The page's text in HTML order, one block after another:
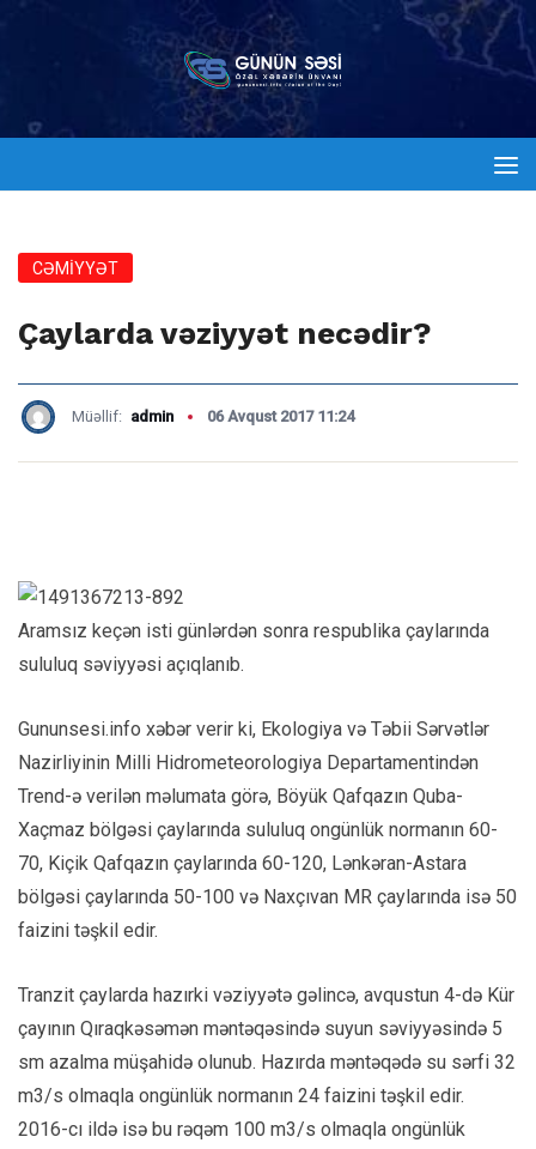
CƏMİYYƏT
Çaylarda vəziyyət necədir?
Müəllif: admin 06 Avqust 2017 11:24
Aramsız keçən isti günlərdən sonra respublika çaylarında
sululuq səviyyəsi açıqlanıb.
Gununsesi.info xəbər verir ki, Ekologiya və Təbii Sərvətlər
Nazirliyinin Milli Hidrometeorologiya Departamentindən
Trend-ə verilən məlumata görə, Böyük Qafqazın Quba-
Xaçmaz bölgəsi çaylarında sululuq ongünlük normanın 60-
70, Kiçik Qafqazın çaylarında 60-120, Lənkəran-Astara
bölgəsi çaylarında 50-100 və Naxçıvan MR çaylarında isə 50
faizini təşkil edir.
Tranzit çaylarda hazırki vəziyyətə gəlincə, avqustun 4-də Kür
çayının Qıraqkəsəmən məntəqəsində suyun səviyyəsində 5
sm azalma müşahidə olunub. Hazırda məntəqədə su sərfi 32
m3/s olmaqla ongünlük normanın 24 faizini təşkil edir.
2016-cı ildə isə bu rəqəm 100 m3/s olmaqla ongünlük